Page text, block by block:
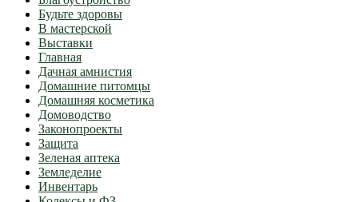
Будьте здоровы
В мастерской
Выставки
Главная
Дачная амнистия
Домашние питомцы
Домашняя косметика
Домоводство
Законопроекты
Защита
Зеленая аптека
Земледелие
Инвентарь